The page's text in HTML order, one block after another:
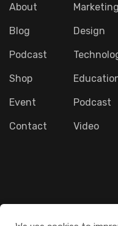
About
Blog
Podcast
Shop
Event
Contact
Marketing
Design
Podcast
Video